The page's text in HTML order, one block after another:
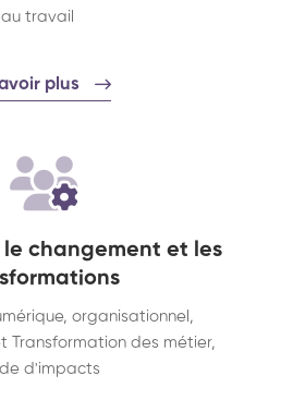
au travail
plus
changement et les
organisationnel,
Transformation des métier,
d'impacts